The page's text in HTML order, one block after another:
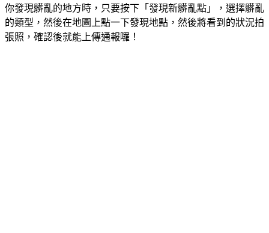
你發現髒亂的地方時，只要按下「發現新髒亂點」，選擇髒亂
的類型，然後在地圖上點一下發現地點，然後將看到的狀況拍
張照，確認後就能上傳通報囉！